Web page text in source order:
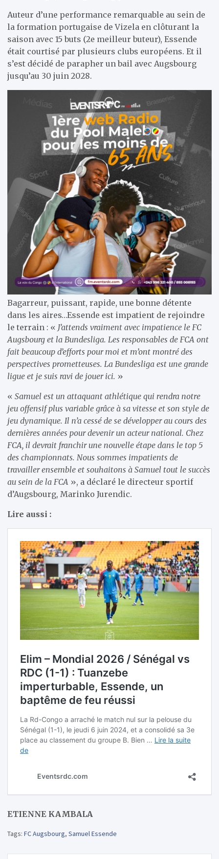
Auteur d’une performance remarquable au sein de
la formation portugaise de Vizela en clôturant la
saison avec 15 buts (2e meilleur buteur), Essende
était courtisé par plusieurs clubs européens. Et il
s’est décidé de parapher un bail avec Augsbourg
jusqu’au 30 juin 2028.
Bagarreur, puissant, rapide, une bonne détente
dans les aires…Essende est impatient de rejoindre
le terrain : « J’attends vraiment avec impatience le FC
Augsbourg et la Bundesliga. Les responsables de FCA ont
fait beaucoup d’efforts pour moi et m’ont montré des
perspectives prometteuses. La Bundesliga est une grande
ligue et je suis ravi de jouer ici. »
« Samuel est un attaquant athlétique qui rendra notre
jeu offensif plus variable grâce à sa vitesse et son style de
jeu dynamique. Il n’a cessé de se développer au cours des
dernières années pour devenir un acteur national. Chez
FCA, il devrait franchir une nouvelle étape dans le top 5
des championnats. Nous sommes impatients de
travailler ensemble et souhaitons à Samuel tout le succès
au sein de la FCA », a déclaré le directeur sportif
d’Augsbourg, Marinko Jurendic.
Lire aussi :
ETIENNE KAMBALA
Tags: FC Augsbourg, Samuel Essende